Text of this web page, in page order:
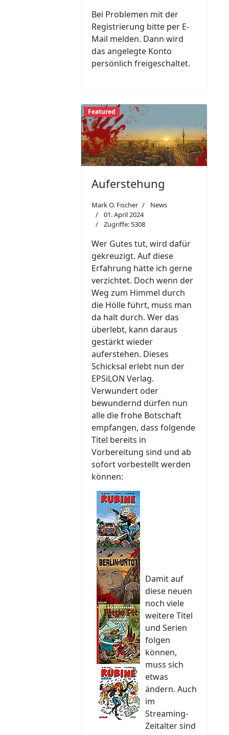
Bei Problemen mit der
Registrierung bitte per E-
Mail melden. Dann wird
das angelegte Konto
persönlich freigeschaltet.
Featured
Auferstehung
Mark O. Fischer
News
01. April 2024
Zugriffe: 5308
Wer Gutes tut, wird dafür
gekreuzigt. Auf diese
Erfahrung hätte ich gerne
verzichtet. Doch wenn der
Weg zum Himmel durch
die Hölle führt, muss man
da halt durch. Wer das
überlebt, kann daraus
gestärkt wieder
auferstehen. Dieses
Schicksal erlebt nun der
EPSiLON Verlag.
Verwundert oder
bewundernd dürfen nun
alle die frohe Botschaft
empfangen, dass folgende
Titel bereits in
Vorbereitung sind und ab
sofort vorbestellt werden
können:
Damit auf
diese neuen
noch viele
weitere Titel
und Serien
folgen
können,
muss sich
etwas
ändern. Auch
im
Streaming-
Zeitalter sind